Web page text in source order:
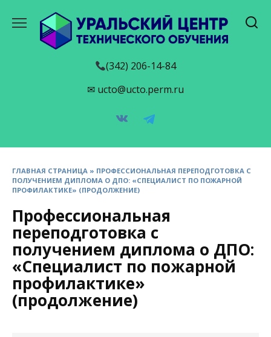
содержанию
(342) 206-14-84
✉ ucto@ucto.perm.ru
ГЛАВНАЯ СТРАНИЦА » ПРОФЕССИОНАЛЬНАЯ ПЕРЕПОДГОТОВКА С
ПОЛУЧЕНИЕМ ДИПЛОМА О ДПО: «СПЕЦИАЛИСТ ПО ПОЖАРНОЙ
ПРОФИЛАКТИКЕ» (ПРОДОЛЖЕНИЕ)
Профессиональная
переподготовка с
получением диплома о ДПО:
«Специалист по пожарной
профилактике»
(продолжение)